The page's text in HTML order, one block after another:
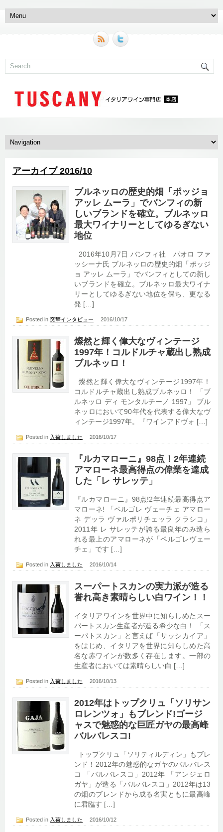
アーカイブ 2016/10
ブルネッロの歴史的畑「ポッジョ
アッレ ムーラ」でバンフィの新
しいブランドを確立。ブルネッロ
最大ワイナリーとしてゆるぎない
地位
2016年10月7日 バンフィ社 パオロ ファ
ッシーナ氏 ブルネッロの歴史的畑「ポッジ
ョ アッレ ムーラ」でバンフィとしての新し
いブランドを確立。ブルネッロ最大ワイナ
リーとしてゆるぎない地位を保ち、更なる
発 […]
Posted in 突撃インタビュー 2016/10/17
燦然と輝く偉大なヴィンテージ
1997年！コルドルチャ蔵出し熟成
ブルネッロ！
燦然と輝く偉大なヴィンテージ1997年！
コルドルチャ蔵出し熟成ブルネッロ！ 「ブ
ルネッロ ディ モンタルチーノ 1997」 ブル
ネッロにおいて90年代を代表する偉大なヴ
ィンテージ1997年。『ワインアドヴォ […]
Posted in 入荷しました 2016/10/17
『ルカマローニ』98点！2年連続
アマローネ最高得点の偉業を達成
した「レ サレッテ」
『ルカマローニ』98点!2年連続最高得点ア
マローネ! 「ペルゴレ ヴェーチェ アマロー
ネ デッラ ヴァルポリチェッラ クラシコ」
2011年 レ サレッテが誇る最良年のみ造ら
れる最上のアマローネが「ペルゴレヴェー
チェ」です […]
Posted in 入荷しました 2016/10/14
スーパートスカンの実力派が造る
誉れ高き素晴らしい白ワイン！！
イタリアワインを世界中に知らしめたスー
パートスカン生産者が造る希少な白！ 「ス
ーパトスカン」と言えば「サッシカイア」
をはじめ、イタリアを世界に知らしめた高
名な赤ワインが数多く存在します。一部の
生産者においては素晴らしい白 […]
Posted in 入荷しました 2016/10/13
2012年はトップクリュ「ソリサン
ロレンツォ」もブレンド!ゴージ
ャスで魅惑的な巨匠ガヤの最高峰
バルバレスコ!
トップクリュ「ソリティルディン」もブレ
ンド！2012年の魅惑的なガヤのバルバレス
コ 「バルバレスコ」2012年 「アンジェロ
ガヤ」が造る「バルバレスコ」2012年は13
の畑のブレンドから成る名実ともに最高峰
に君臨す […]
Posted in 入荷しました 2016/10/12